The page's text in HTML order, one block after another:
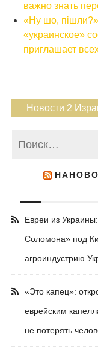
важно знать
«Ну шо,
«украинское»
приглашает
Новости 2
Евреи из
Соломона» под
агроиндустрию
«Это капец»:
еврейским
не потерять